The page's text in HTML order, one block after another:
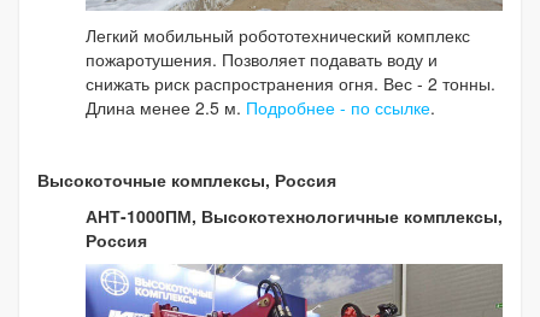
Легкий мобильный робототехнический комплекс
пожаротушения. Позволяет подавать воду и
снижать риск распространения огня. Вес - 2 тонны.
Длина менее 2.5 м. Подробнее - по ссылке.
Высокоточные комплексы, Россия
АНТ-1000ПМ, Высокотехнологичные комплексы,
Россия